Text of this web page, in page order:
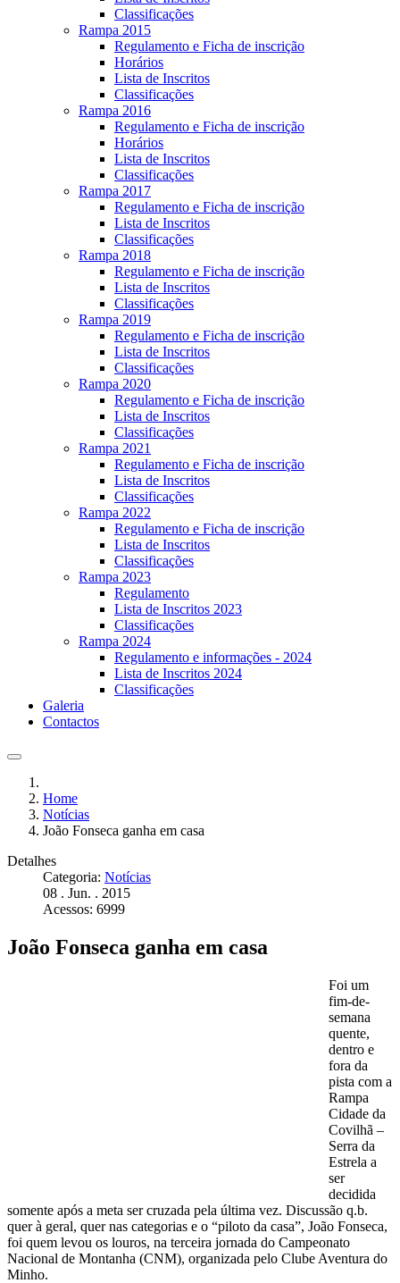
Classificações
Rampa 2015
Regulamento e Ficha de inscrição
Horários
Lista de Inscritos
Classificações
Rampa 2016
Regulamento e Ficha de inscrição
Horários
Lista de Inscritos
Classificações
Rampa 2017
Regulamento e Ficha de inscrição
Lista de Inscritos
Classificações
Rampa 2018
Regulamento e Ficha de inscrição
Lista de Inscritos
Classificações
Rampa 2019
Regulamento e Ficha de inscrição
Lista de Inscritos
Classificações
Rampa 2020
Regulamento e Ficha de inscrição
Lista de Inscritos
Classificações
Rampa 2021
Regulamento e Ficha de inscrição
Lista de Inscritos
Classificações
Rampa 2022
Regulamento e Ficha de inscrição
Lista de Inscritos
Classificações
Rampa 2023
Regulamento
Lista de Inscritos 2023
Classificações
Rampa 2024
Regulamento e informações - 2024
Lista de Inscritos 2024
Classificações
Galeria
Contactos
Home
Notícias
João Fonseca ganha em casa
Detalhes
Categoria: Notícias
08 . Jun. . 2015
Acessos: 6999
João Fonseca ganha em casa
Foi um
fim-de-
semana
quente,
dentro e
fora da
pista com a
Rampa
Cidade da
Covilhã –
Serra da
Estrela a
ser
decidida
somente após a meta ser cruzada pela última vez. Discussão q.b.
quer à geral, quer nas categorias e o “piloto da casa”, João Fonseca,
foi quem levou os louros, na terceira jornada do Campeonato
Nacional de Montanha (CNM), organizada pelo Clube Aventura do
Minho.